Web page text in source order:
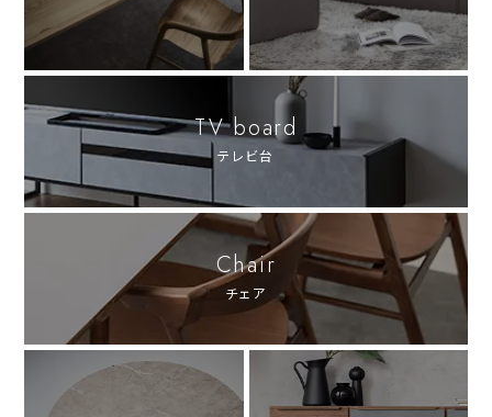
TV board
テレビ台
Chair
チェア